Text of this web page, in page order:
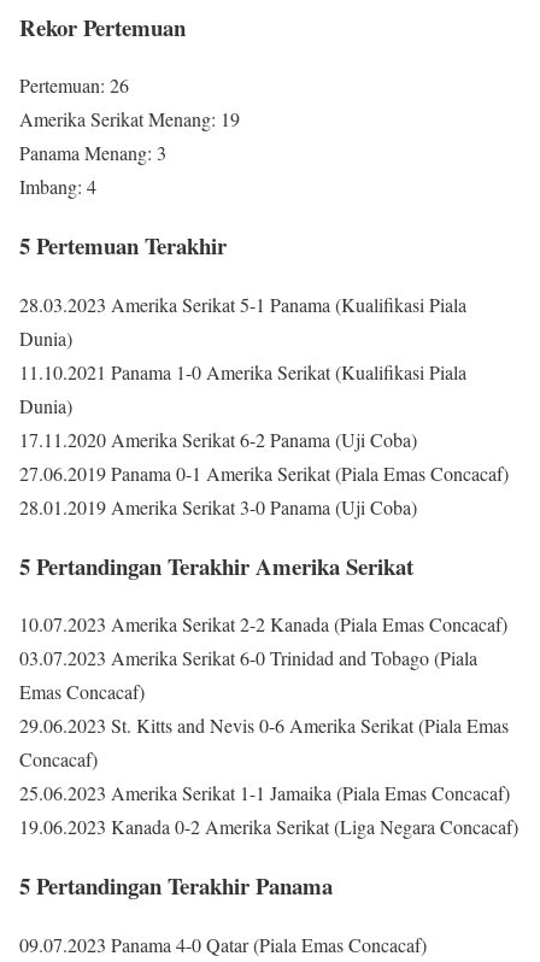
Rekor Pertemuan
Pertemuan: 26
Amerika Serikat Menang: 19
Panama Menang: 3
Imbang: 4
5 Pertemuan Terakhir
28.03.2023 Amerika Serikat 5-1 Panama (Kualifikasi Piala
Dunia)
11.10.2021 Panama 1-0 Amerika Serikat (Kualifikasi Piala
Dunia)
17.11.2020 Amerika Serikat 6-2 Panama (Uji Coba)
27.06.2019 Panama 0-1 Amerika Serikat (Piala Emas Concacaf)
28.01.2019 Amerika Serikat 3-0 Panama (Uji Coba)
5 Pertandingan Terakhir Amerika Serikat
10.07.2023 Amerika Serikat 2-2 Kanada (Piala Emas Concacaf)
03.07.2023 Amerika Serikat 6-0 Trinidad and Tobago (Piala
Emas Concacaf)
29.06.2023 St. Kitts and Nevis 0-6 Amerika Serikat (Piala Emas
Concacaf)
25.06.2023 Amerika Serikat 1-1 Jamaika (Piala Emas Concacaf)
19.06.2023 Kanada 0-2 Amerika Serikat (Liga Negara Concacaf)
5 Pertandingan Terakhir Panama
09.07.2023 Panama 4-0 Qatar (Piala Emas Concacaf)